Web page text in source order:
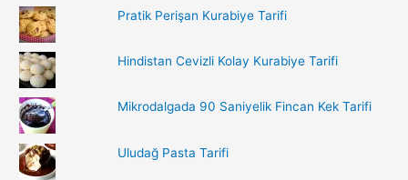
c
h
f
o
r
:
Pratik Perişan Kurabiye Tarifi
Hindistan Cevizli Kolay Kurabiye Tarifi
Mikrodalgada 90 Saniyelik Fincan Kek Tarifi
Uludağ Pasta Tarifi